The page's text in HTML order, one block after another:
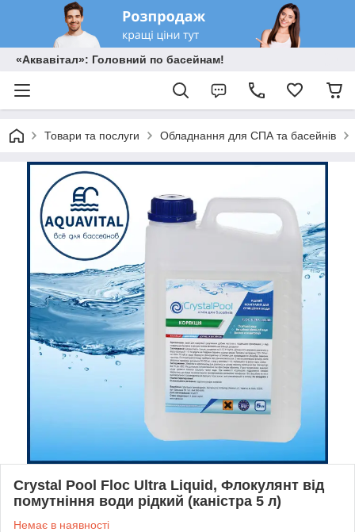
«Аквавітал»: Головний по басейнам!
Товари та послуги Обладнання для СПА та басейнів
Crystal Pool Floc Ultra Liquid, Флокулянт від
помутніння води рідкий (каністра 5 л)
Немає в наявності